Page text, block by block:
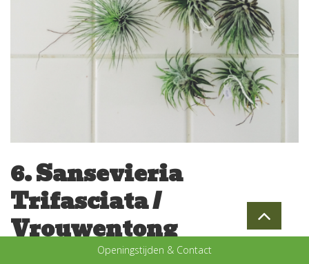
6. Sansevieria
Trifasciata /
Vrouwentong
Ook deze plant was decennia geleden in iedere
Openingstijden & Contact